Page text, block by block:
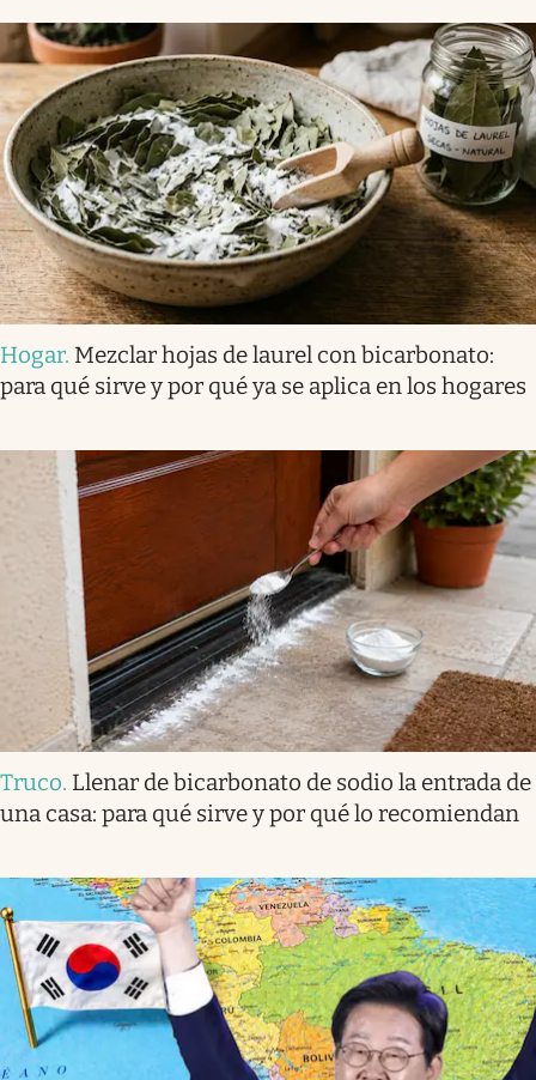
Hogar. Mezclar hojas de laurel con bicarbonato:
para qué sirve y por qué ya se aplica en los hogares
Truco. Llenar de bicarbonato de sodio la entrada de
una casa: para qué sirve y por qué lo recomiendan